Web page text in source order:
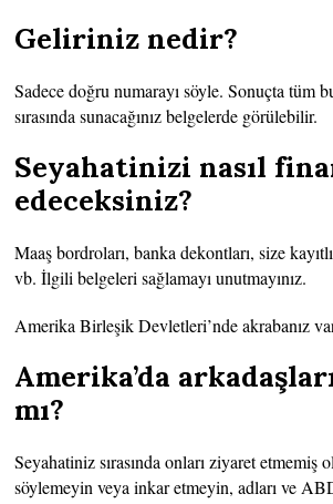
Geliriniz nedir?
Sadece doğru numarayı söyle. Sonuçta tüm
sırasında sunacağınız belgelerde görülebilir.
Seyahatinizi nasıl
edeceksiniz?
Maaş bordroları, banka dekontları, size
vb. İlgili belgeleri sağlamayı unutmayınız.
Amerika Birleşik Devletleri’nde akrabanız
Amerika’da
mı?
Seyahatiniz sırasında onları ziyaret etmemiş
söylemeyin veya inkar etmeyin, adları ve